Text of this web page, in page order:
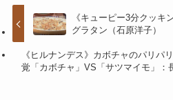
《キューピー3分クッキ
グラタン（石原洋子）
《ヒルナンデス》カボチャのパリパ
覚「カボチャ」VS「サツマイモ」：